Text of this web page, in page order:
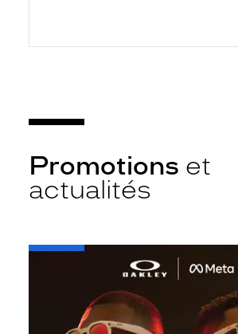
Promotions et
actualités
-